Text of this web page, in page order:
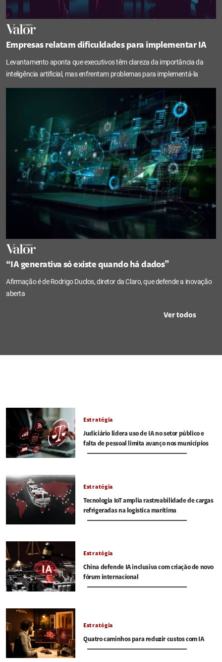
Empresas relatam dificuldades para implementar IA
Levantamento aponta que executivos têm clareza da importância da
inteligência artificial, mas enfrentam problemas para implementá-la
“IA generativa só existe quando há dados”
Afirmação é de Rodrigo Duclos, diretor da Claro, que defende a inovação
aberta
Ver todos
Estratégia
Judiciário lidera uso de IA no setor público e
falta de pessoal limita avanço nos municípios
Estratégia
Tecnologia IoT amplia rastreabilidade de cargas
refrigeradas na logística marítima
Estratégia
China defende IA inclusiva com criação de novo
fórum internacional
Estratégia
Quatro caminhos para reduzir custos com IA